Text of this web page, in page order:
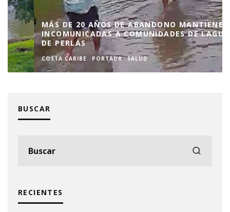
MÁS DE 20 AÑOS DE ABANDONO MANTIENEN
INCOMUNICADAS A COMUNIDADES DE LAGUNA
DE PERLAS
COSTA CARIBE PORTADA SALUD
BUSCAR
RECIENTES